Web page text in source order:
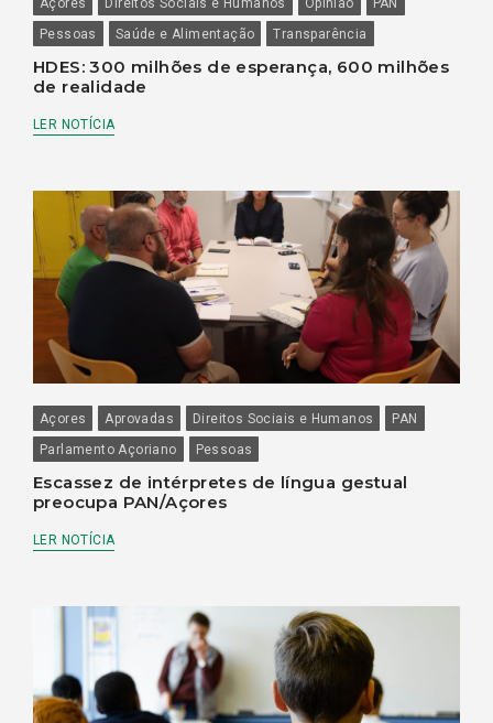
Açores Direitos Sociais e Humanos Opinião
PAN
Pessoas
Saúde e Alimentação Transparência
HDES: 300 milhões de esperança, 600 milhões
de realidade
LER NOTÍCIA
Açores Aprovadas Direitos Sociais e Humanos
PAN
Parlamento Açoriano
Pessoas
Escassez de intérpretes de língua gestual
preocupa PAN/Açores
LER NOTÍCIA